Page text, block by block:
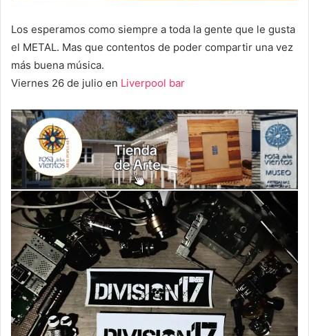
Los esperamos como siempre a toda la gente que le gusta
el METAL. Mas que contentos de poder compartir una vez
más buena música.
Viernes 26 de julio en Liverpool bar